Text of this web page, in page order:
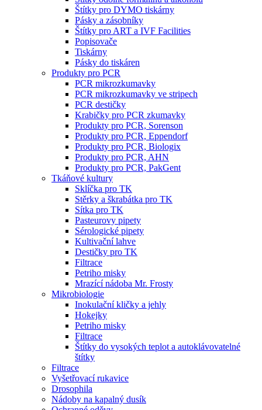
Štítky pro DYMO tiskárny
Pásky a zásobníky
Štítky pro ART a IVF Facilities
Popisovače
Tiskárny
Pásky do tiskáren
Produkty pro PCR
PCR mikrozkumavky
PCR mikrozkumavky ve stripech
PCR destičky
Krabičky pro PCR zkumavky
Produkty pro PCR, Sorenson
Produkty pro PCR, Eppendorf
Produkty pro PCR, Biologix
Produkty pro PCR, AHN
Produkty pro PCR, PakGent
Tkáňové kultury
Sklíčka pro TK
Stěrky a škrabátka pro TK
Sítka pro TK
Pasteurovy pipety
Sérologické pipety
Kultivační lahve
Destičky pro TK
Filtrace
Petriho misky
Mrazící nádoba Mr. Frosty
Mikrobiologie
Inokulační kličky a jehly
Hokejky
Petriho misky
Filtrace
Štítky do vysokých teplot a autoklávovatelné
štítky
Filtrace
Vyšetřovací rukavice
Drosophila
Nádoby na kapalný dusík